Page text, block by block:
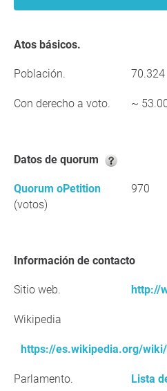
Atos básicos.
Población. 70.324
Con derecho a voto. ~
Datos de quorum
Quorum oPetition
(votos)
970
Información de contacto
Sitio web. http://
Wikipedia
https://es.wikipedia.org/wiki/
Parlamento. Lista